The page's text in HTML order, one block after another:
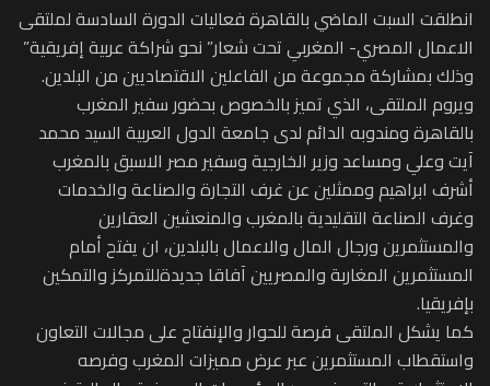
انطلقت السبت الماضي بالقاهرة فعاليات الدورة السادسة لملتقى
الاعمال المصري- المغربي تحت شعار” نحو شراكة عربية إفريقية”
وذلك بمشاركة مجموعة من الفاعلين الاقتصاديين من البلدين.
ويروم الملتقى، الذي تميز بالخصوص بحضور سفير المغرب
بالقاهرة ومندوبه الدائم لدى جامعة الدول العربية السيد محمد
آيت وعلي ومساعد وزير الخارجية وسفير مصر الاسبق بالمغرب
أشرف ابراهيم وممثلين عن غرف التجارة والصناعة والخدمات
وغرف الصناعة التقليدية بالمغرب والمنعشين العقارين
والمستثمرين ورجال المال والاعمال بالبلدين، ان يفتح أمام
المستثمرين المغاربة والمصريين آفاقا جديدةللتمركز والتمكين
بإفريقيا.
كما يشكل الملتقى فرصة للحوار والإنفتاح على مجالات التعاون
واستقطاب المستثمرين عبر عرض مميزات المغرب وفرصه